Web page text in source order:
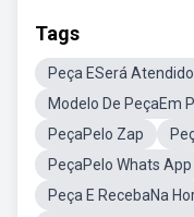
Tags
Peça ESerá
Modelo De PeçaEm
PeçaPelo Zap
PeçaPelo Whats App
Peça E RecebaNa